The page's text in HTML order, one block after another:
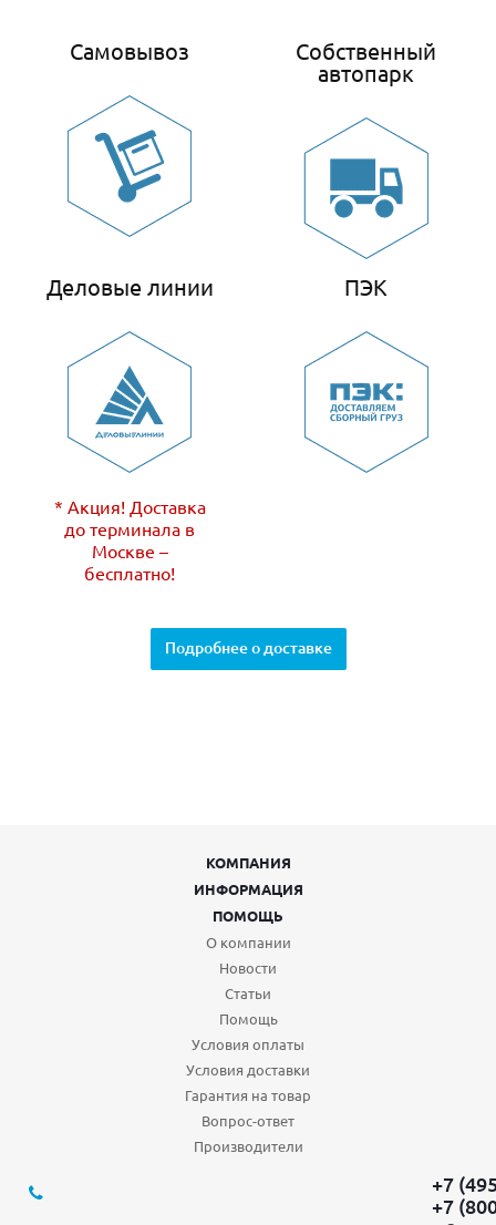
Самовывоз
Собственный
автопарк
Деловые линии
* Акция! Доставка
до терминала в
Москве –
бесплатно!
ПЭК
Подробнее о доставке
КОМПАНИЯ
ИНФОРМАЦИЯ
ПОМОЩЬ
О компании
Новости
Статьи
Помощь
Условия оплаты
Условия доставки
Гарантия на товар
Вопрос-ответ
Производители
+7
+7